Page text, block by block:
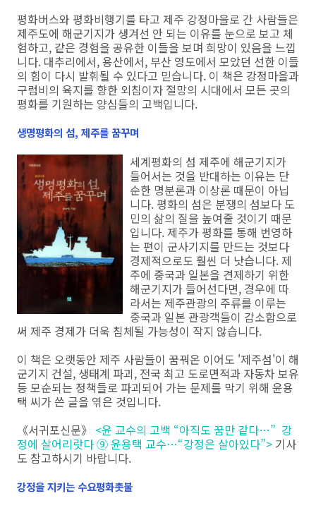
평화버스와 평화비행기를 타고 제주 강정마을로 간 사람들은
제주도에 해군기지가 생겨선 안 되는 이유를 눈으로 보고 체
험하고, 같은 경험을 공유한 이들을 보며 희망이 있음을 느낍
니다. 대추리에서, 용산에서, 부산 영도에서 모았던 선한 이들
의 힘이 다시 발휘될 수 있다고 믿습니다. 이 책은 강정마을과
구럼비의 육지를 향한 외침이자 절망의 시대에서 모든 곳의
평화를 기원하는 양심들의 고백입니다.
생명평화의 섬, 제주를 꿈꾸며
세계평화의 섬 제주에 해군기지가
들어서는 것을 반대하는 이유는 단
순한 명분론과 이상론 때문이 아닙
니다. 평화의 섬은 분쟁의 섬보다 도
민의 삶의 질을 높여줄 것이기 때문
입니다. 제주가 평화를 통해 번영하
는 편이 군사기지를 만드는 것보다
경제적으로도 훨씬 더 낫습니다. 제
주에 중국과 일본을 견제하기 위한
해군기지가 들어선다면, 경우에 따
라서는 제주관광의 주류를 이루는
중국과 일본 관광객들이 감소함으로
써 제주 경제가 더욱 침체될 가능성이 작지 않습니다.
이 책은 오랫동안 제주 사람들이 꿈꿔온 이어도 '제주섬'이 해
군기지 건설, 생태계 파괴, 전국 최고 도로면적과 자동차 보유
등 모순되는 정책들로 파괴되어 가는 문제를 막기 위해 윤용
택 씨가 쓴 글을 엮은 것입니다.
《서귀포신문》 <윤 교수의 고백 “아직도 꿈만 같다…” 강
정에 살어리랏다 ⑨ 윤용택 교수…“강정은 살아있다”> 기사
도 참고하시기 바랍니다.
강정을 지키는 수요평화촛불